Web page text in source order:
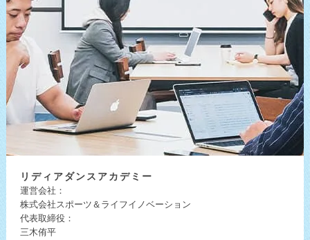
リディアダンスアカデミー
運営会社：
株式会社スポーツ＆ライフイノベーション
代表取締役：
三木侑平